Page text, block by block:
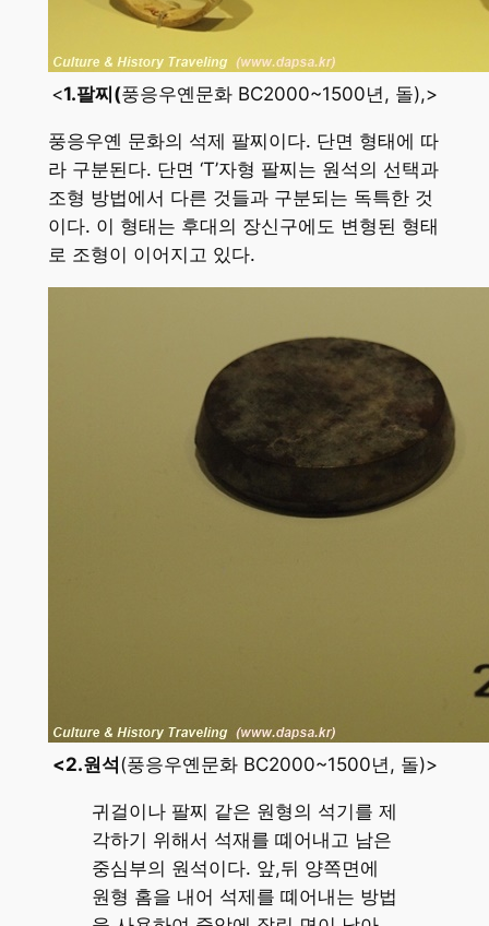
<1.팔찌(풍응우옌문화 BC2000~1500년, 돌),>
풍응우옌 문화의 석제 팔찌이다. 단면 형태에 따
라 구분된다. 단면 ‘T’자형 팔찌는 원석의 선택과
조형 방법에서 다른 것들과 구분되는 독특한 것
이다. 이 형태는 후대의 장신구에도 변형된 형태
로 조형이 이어지고 있다.
<2.원석(풍응우옌문화 BC2000~1500년, 돌)>
귀걸이나 팔찌 같은 원형의 석기를 제
각하기 위해서 석재를 뗴어내고 남은
중심부의 원석이다. 앞,뒤 양쪽면에
원형 홈을 내어 석제를 뗴어내는 방법